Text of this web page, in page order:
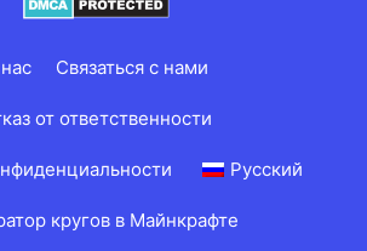
Связаться с нами
от ответственности
Русский
кругов в Майнкрафте